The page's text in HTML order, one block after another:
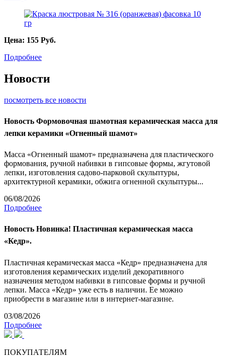
Цена: 155 Руб.
Подробнее
Новости
посмотреть все новости
Новость Формовочная шамотная керамическая масса для
лепки керамики «Огненный шамот»
Масса «Огненный шамот» предназначена для пластического
формования, ручной набивки в гипсовые формы, жгутовой
лепки, изготовления садово-парковой скульптуры,
архитектурной керамики, обжига огненной скульптуры...
06/08/2026
Подробнее
Новость Новинка! Пластичная керамическая масса
«Кедр».
Пластичная керамическая масса «Кедр» предназначена для
изготовления керамических изделий декоративного
назначения методом набивки в гипсовые формы и ручной
лепки. Масса «Кедр» уже есть в наличии. Ее можно
приобрести в магазине или в интернет-магазине.
03/08/2026
Подробнее
ПОКУПАТЕЛЯМ